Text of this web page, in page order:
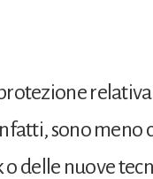
sono meno
o delle nuove